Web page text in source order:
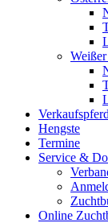
Hengste
Termine
Service &
Online